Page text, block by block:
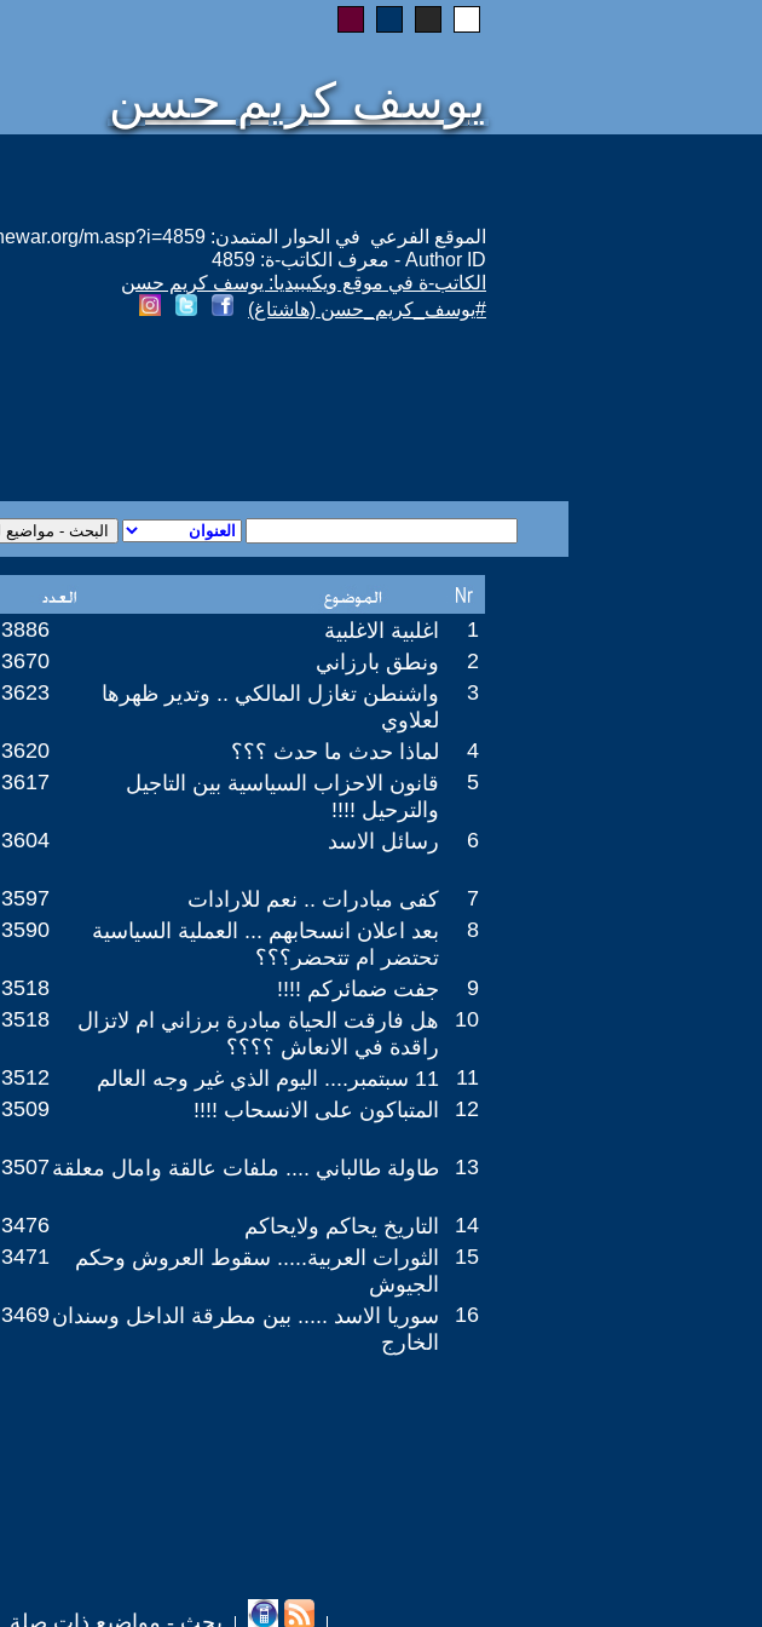
يوسف كريم حسن
الموقع الفرعي في الحوار المتمدن: https://www.ahewar.org/m.asp?i=4859
Author ID - معرف الكاتب-ة: 4859
الكاتب-ة في موقع ويكيبيديا: يوسف كريم حسن
#يوسف_كريم_حسن (هاشتاغ)
3886 اغلبية الاغلبية
1
3670 ونطق بارزاني
2
3623
واشنطن تغازل المالكي .. وتدير ظهرها
لعلاوي
3
3620 لماذا حدث ما حدث ؟؟؟
4
3617
قانون الاحزاب السياسية بين التاجيل
والترحيل !!!!
5
3604 رسائل الاسد 6
3597 كفى مبادرات .. نعم للارادات
7
3590
بعد اعلان انسحابهم ... العملية السياسية
تحتضر ام تتحضر؟؟؟
8
3518 جفت ضمائركم !!!!
9
3518
هل فارقت الحياة مبادرة برزاني ام لاتزال
راقدة في الانعاش ؟؟؟؟
10
3512 11 سبتمبر.... اليوم الذي غير وجه العالم
11
3509 المتباكون على الانسحاب !!!! 12
3507طاولة طالباني .... ملفات عالقة وامال معلقة 13
3476 التاريخ يحاكم ولايحاكم
14
3471
الثورات العربية..... سقوط العروش وحكم
الجيوش
15
3469سوريا الاسد ..... بين مطرقة الداخل وسندان
الخارج
16
بحث - مواضيع ذات صلة